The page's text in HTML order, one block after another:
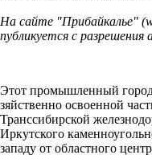
На сайте "Прибайкалье"
публикуется с разрешения
Этот промышленный
зяйственно освоенной
Транссибирской
Иркутского
западу от областного